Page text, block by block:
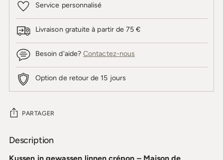
Service personnalisé
Livraison gratuite à partir de 75 €
Besoin d'aide?Contactez-nous
Option de retour de 15 jours
PARTAGER
Ajouter
Description